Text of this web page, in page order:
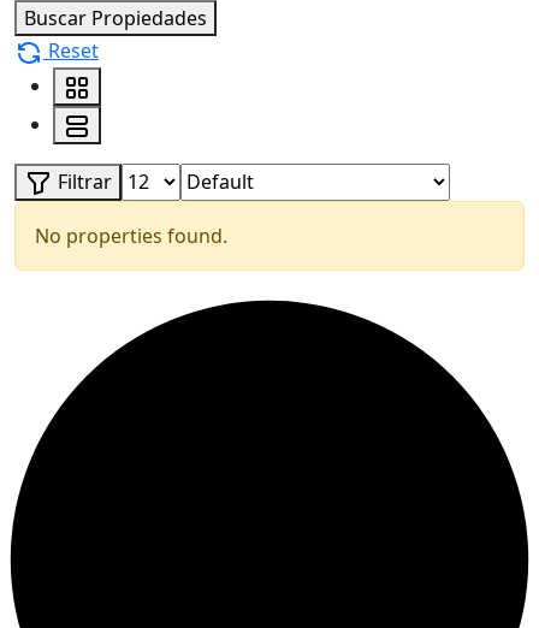
Buscar Propiedades
Reset
Filtrar
No properties found.